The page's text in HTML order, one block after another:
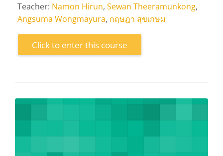
Teacher: Namon Hirun, Sewan Theeramunkong,
Angsuma Wongmayura, กฤษฎา สุขเกษม
Click to enter this course